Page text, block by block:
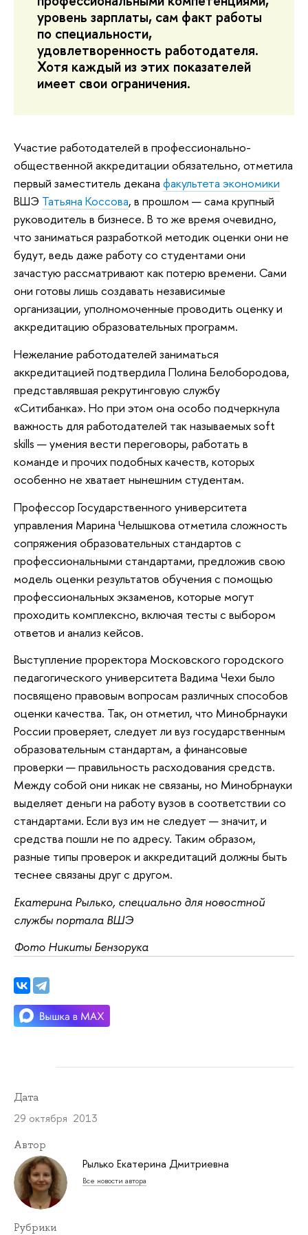
уровень зарплаты, сам факт работы
по специальности,
удовлетворенность работодателя.
Хотя каждый из этих показателей
имеет свои ограничения.
Участие работодателей в профессионально-
общественной аккредитации обязательно, отметила
первый заместитель декана факультета экономики
ВШЭ Татьяна Коссова, в прошлом — сама крупный
руководитель в бизнесе. В то же время очевидно,
что заниматься разработкой методик оценки они не
будут, ведь даже работу со студентами они
зачастую рассматривают как потерю времени. Сами
они готовы лишь создавать независимые
организации, уполномоченные проводить оценку и
аккредитацию образовательных программ.
Нежелание работодателей заниматься
аккредитацией подтвердила Полина Белобородова,
представлявшая рекрутинговую службу
«Ситибанка». Но при этом она особо подчеркнула
важность для работодателей так называемых soft
skills — умения вести переговоры, работать в
команде и прочих подобных качеств, которых
особенно не хватает нынешним студентам.
Профессор Государственного университета
управления Марина Челышкова отметила сложность
сопряжения образовательных стандартов с
профессиональными стандартами, предложив свою
модель оценки результатов обучения с помощью
профессиональных экзаменов, которые могут
проходить комплексно, включая тесты с выбором
ответов и анализ кейсов.
Выступление проректора Московского городского
педагогического университета Вадима Чехи было
посвящено правовым вопросам различных способов
оценки качества. Так, он отметил, что Минобрнауки
России проверяет, следует ли вуз государственным
образовательным стандартам, а финансовые
проверки — правильность расходования средств.
Между собой они никак не связаны, но Минобрнауки
выделяет деньги на работу вузов в соответствии со
стандартами. Если вуз им не следует — значит, и
средства пошли не по адресу. Таким образом,
разные типы проверок и аккредитаций должны быть
теснее связаны друг с другом.
Екатерина Рылько, специально для новостной
службы портала ВШЭ
Фото Никиты Бензорука
Дата
29 октября 2013
Автор
Рылько Екатерина Дмитриевна
Все новости автора
Рубрики